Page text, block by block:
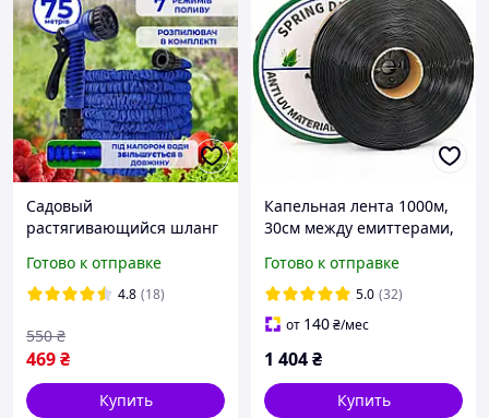
Садовый
растягивающийся шланг
Поливочный
увеличивающийся шланг
распылителем
Готово к отправке
4.8 (18)
469₴
550 ₴
Купить
Капельная лента 1000м,
30см между емиттерами,
Готово к отправке
5.0 (32)
от 140₴/мес
1 404₴
Купить